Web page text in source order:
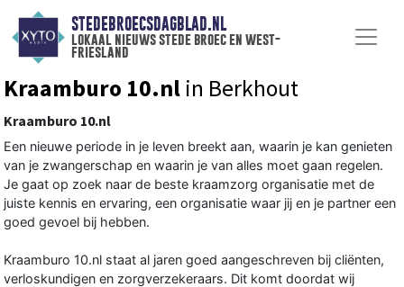
STEDEBROECSDAGBLAD.NL
lokaal nieuws stede broec en west-
friesland
Kraamburo 10.nl in Berkhout
Kraamburo 10.nl
Een nieuwe periode in je leven breekt aan, waarin je kan genieten
van je zwangerschap en waarin je van alles moet gaan regelen.
Je gaat op zoek naar de beste kraamzorg organisatie met de
juiste kennis en ervaring, een organisatie waar jij en je partner een
goed gevoel bij hebben.
Kraamburo 10.nl staat al jaren goed aangeschreven bij cliënten,
verloskundigen en zorgverzekeraars. Dit komt doordat wij